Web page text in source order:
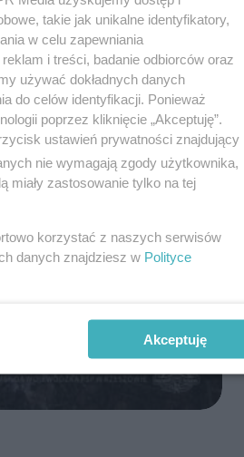
takie jak unikalne identyfikatory,
w celu zapewniania
i treści, badanie odbiorców oraz
używać dokładnych danych
do celów identyfikacji. Ponieważ
poprzez kliknięcie „Akceptuję”.
ustawień prywatności znajdujący
nie wymagają zgody użytkownika,
miały zastosowanie tylko na tej
korzystać z naszych serwisów
danych znajdziesz w Polityce
Akceptuję